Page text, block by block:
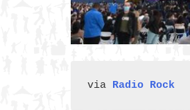
via Radio Rock